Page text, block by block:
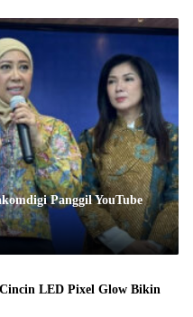
Panggil YouTube
LED Pixel Glow Bikin